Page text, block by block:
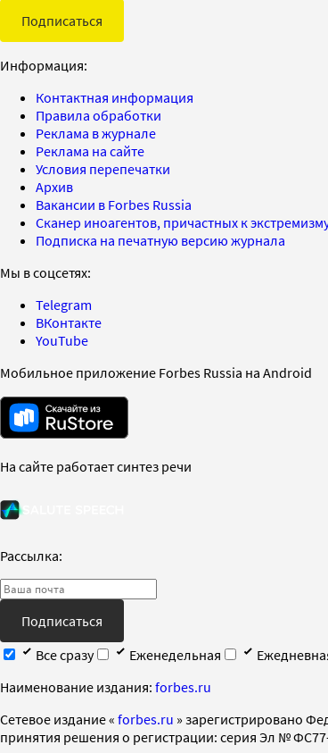
Подписаться
Информация:
Контактная информация
Правила обработки
Реклама в журнале
Реклама на сайте
Условия перепечатки
Архив
Вакансии в Forbes Russia
Сканер иноагентов, причастных к
Подписка на печатную версию журнала
Мы в соцсетях:
Telegram
ВКонтакте
YouTube
Мобильное приложение Forbes Russia на Android
На сайте работает синтез речи
Рассылка:
Подписаться
Все сразу
Еженедельная
Наименование издания: forbes.ru
Cетевое издание « forbes.ru » зарегистрировано
принятия решения о регистрации: серия Эл № ФС77-